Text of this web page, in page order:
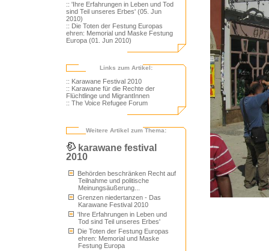
:: 'Ihre Erfahrungen in Leben und Tod
sind Teil unseres Erbes' (05. Jun
2010)
:: Die Toten der Festung Europas
ehren: Memorial und Maske Festung
Europa (01. Jun 2010)
Links zum Artikel:
:: Karawane Festival 2010
:: Karawane für die Rechte der
Flüchtlinge und MigrantInnen
:: The Voice Refugee Forum
Weitere Artikel zum Thema:
karawane festival
2010
Behörden beschränken Recht auf
Teilnahme und politische
Meinungsäußerung...
Grenzen niedertanzen - Das
Karawane Festival 2010
'Ihre Erfahrungen in Leben und
Tod sind Teil unseres Erbes'
Die Toten der Festung Europas
ehren: Memorial und Maske
Festung Europa